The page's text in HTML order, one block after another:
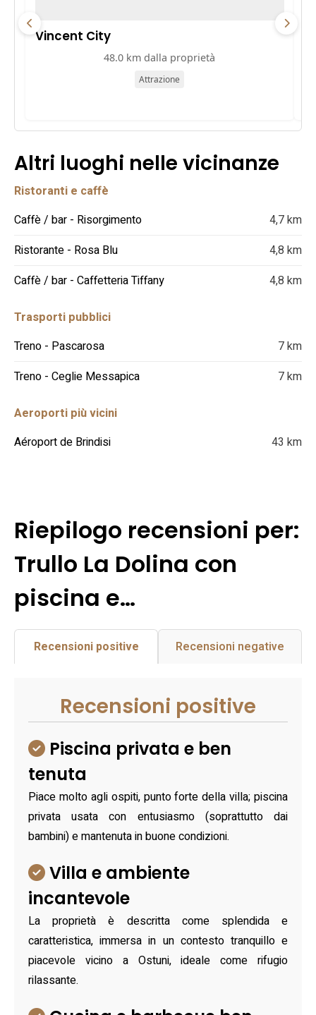
Vincent City
48.0 km dalla proprietà
Attrazione
Altri luoghi nelle vicinanze
Ristoranti e caffè
Caffè / bar - Risorgimento
4,7 km
Ristorante - Rosa Blu
4,8 km
Caffè / bar - Caffetteria Tiffany
4,8 km
Trasporti pubblici
Treno - Pascarosa
7 km
Treno - Ceglie Messapica
7 km
Aeroporti più vicini
Aéroport de Brindisi
43 km
Riepilogo recensioni per:
Trullo La Dolina con
piscina e…
Recensioni positive Recensioni negative
Recensioni positive
Piscina privata e ben
tenuta
Piace molto agli ospiti, punto forte della villa; piscina
privata usata con entusiasmo (soprattutto dai
bambini) e mantenuta in buone condizioni.
Villa e ambiente
incantevole
La proprietà è descritta come splendida e
caratteristica, immersa in un contesto tranquillo e
piacevole vicino a Ostuni, ideale come rifugio
rilassante.